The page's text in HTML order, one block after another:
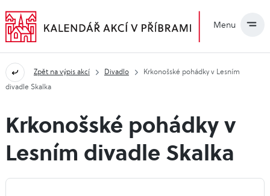
Menu
Zpět na výpis akcí Divadlo
Krkonošské pohádky v Lesním
divadle Skalka
Krkonošské pohádky v
Lesním divadle Skalka